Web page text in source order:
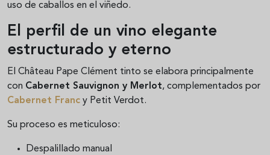
uso de caballos en el viñedo.
El perfil de un vino elegante
estructurado y eterno
El Château Pape Clément tinto se elabora principalmente
con Cabernet Sauvignon y Merlot, complementados por
Cabernet Franc y Petit Verdot.
Su proceso es meticuloso:
Despalillado manual